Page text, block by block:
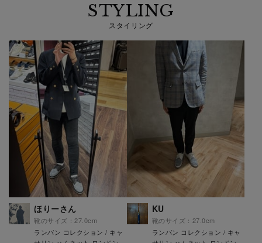
STYLING
スタイリング
ほりーさん
靴のサイズ：27.0cm
ランバン コレクション / キャ
KU
靴のサイズ：27.0cm
ランバン コレクション / キャ